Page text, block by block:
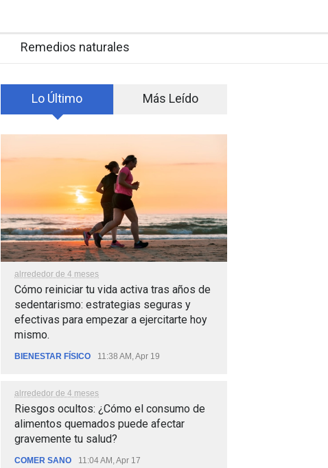
Remedios naturales
Lo Último Más Leído
alrrededor de 4 meses
Cómo reiniciar tu vida activa tras años de
sedentarismo: estrategias seguras y
efectivas para empezar a ejercitarte hoy
mismo.
BIENESTAR FÍSICO 11:38 AM, Apr 19
alrrededor de 4 meses
Riesgos ocultos: ¿Cómo el consumo de
alimentos quemados puede afectar
gravemente tu salud?
COMER SANO 11:04 AM, Apr 17